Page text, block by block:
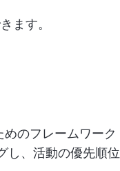
ます。
のフレームワーク
し、活動の優先順位